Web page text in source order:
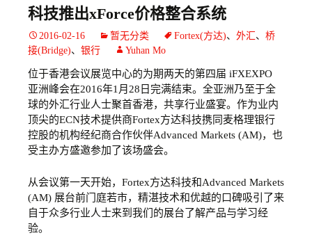
科技推出xForce价格整合系统
2016-02-16 暂无分类 Fortex(方达)、 外汇 、 桥
接(Bridge)、 银行 Yuhan Mo
位于香港会议展览中心的为期两天的第四届 iFXEXPO
亚洲峰会在2016年1月28日完满结束。全亚洲乃至于全
球的外汇行业人士聚首香港，共享行业盛宴。作为业内
顶尖的ECN技术提供商Fortex方达科技携同麦格理银行
控股的机构经纪商合作伙伴Advanced Markets (AM)，也
受主办方盛邀参加了该场盛会。
从会议第一天开始，Fortex方达科技和Advanced Markets
(AM) 展台前门庭若市，精湛技术和优越的口碑吸引了来
自于众多行业人士来到我们的展台了解产品与学习经
验。